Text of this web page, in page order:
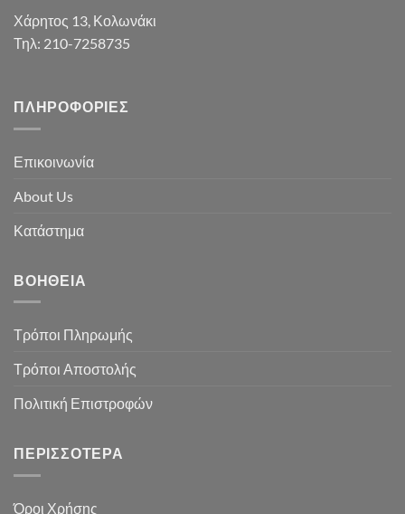
Χάρητος 13, Κολωνάκι
Τηλ: 210-7258735
ΠΛΗΡΟΦΟΡΊΕΣ
Επικοινωνία
About Us
Κατάστημα
ΒΟΉΘΕΙΑ
Τρόποι Πληρωμής
Τρόποι Αποστολής
Πολιτική Επιστροφών
ΠΕΡΙΣΣΌΤΕΡΑ
Όροι Χρήσης